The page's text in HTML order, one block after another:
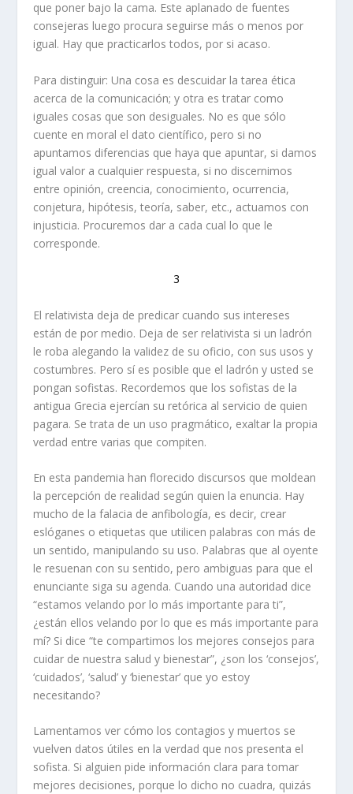
que poner bajo la cama. Este aplanado de fuentes
consejeras luego procura seguirse más o menos por
igual. Hay que practicarlos todos, por si acaso.
Para distinguir: Una cosa es descuidar la tarea ética
acerca de la comunicación; y otra es tratar como
iguales cosas que son desiguales. No es que sólo
cuente en moral el dato científico, pero si no
apuntamos diferencias que haya que apuntar, si damos
igual valor a cualquier respuesta, si no discernimos
entre opinión, creencia, conocimiento, ocurrencia,
conjetura, hipótesis, teoría, saber, etc., actuamos con
injusticia. Procuremos dar a cada cual lo que le
corresponde.
3
El relativista deja de predicar cuando sus intereses
están de por medio. Deja de ser relativista si un ladrón
le roba alegando la validez de su oficio, con sus usos y
costumbres. Pero sí es posible que el ladrón y usted se
pongan sofistas. Recordemos que los sofistas de la
antigua Grecia ejercían su retórica al servicio de quien
pagara. Se trata de un uso pragmático, exaltar la propia
verdad entre varias que compiten.
En esta pandemia han florecido discursos que moldean
la percepción de realidad según quien la enuncia. Hay
mucho de la falacia de anfibología, es decir, crear
eslóganes o etiquetas que utilicen palabras con más de
un sentido, manipulando su uso. Palabras que al oyente
le resuenan con su sentido, pero ambiguas para que el
enunciante siga su agenda. Cuando una autoridad dice
“estamos velando por lo más importante para ti”,
¿están ellos velando por lo que es más importante para
mí? Si dice “te compartimos los mejores consejos para
cuidar de nuestra salud y bienestar”, ¿son los ‘consejos’,
‘cuidados’, ‘salud’ y ‘bienestar’ que yo estoy
necesitando?
Lamentamos ver cómo los contagios y muertos se
vuelven datos útiles en la verdad que nos presenta el
sofista. Si alguien pide información clara para tomar
mejores decisiones, porque lo dicho no cuadra, quizás